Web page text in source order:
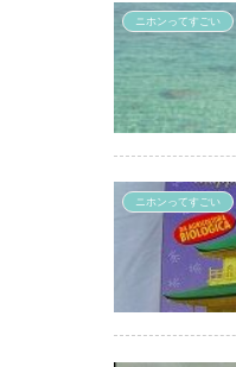
ニホンってすごい
ニホンってすごい